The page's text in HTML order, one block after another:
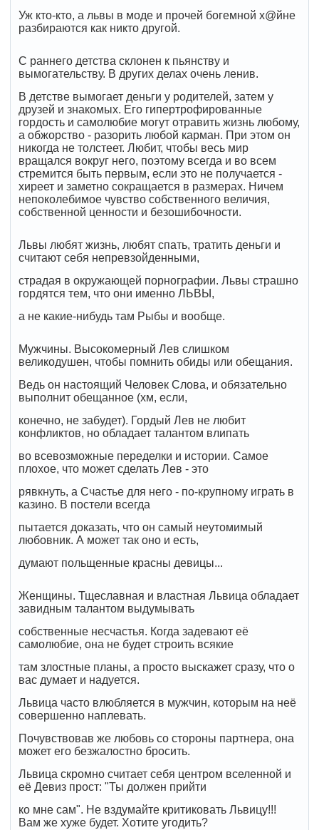
Уж кто-кто, а львы в моде и прочей богемной х@йне
разбираются как никто другой.
С раннего детства склонен к пьянству и
вымогательству. В других делах очень ленив.
В детстве вымогает деньги у родителей, затем у
друзей и знакомых. Его гипертрофированные
гордость и самолюбие могут отравить жизнь любому,
а обжорство - разорить любой карман. При этом он
никогда не толстеет. Любит, чтобы весь мир
вращался вокруг него, поэтому всегда и во всем
стремится быть первым, если это не получается -
хиреет и заметно сокращается в размерах. Ничем
непоколебимое чувство собственного величия,
собственной ценности и безошибочности.
Львы любят жизнь, любят спать, тратить деньги и
считают себя непревзойденными,
страдая в окружающей порнографии. Львы страшно
гордятся тем, что они именно ЛЬВЫ,
а не какие-нибудь там Рыбы и вообще.
Мужчины. Высокомерный Лев слишком
великодушен, чтобы помнить обиды или обещания.
Ведь он настоящий Человек Слова, и обязательно
выполнит обещанное (хм, если,
конечно, не забудет). Гордый Лев не любит
конфликтов, но обладает талантом влипать
во всевозможные переделки и истории. Самое
плохое, что может сделать Лев - это
рявкнуть, а Счастье для него - по-крупному играть в
казино. В постели всегда
пытается доказать, что он самый неутомимый
любовник. А может так оно и есть,
думают польщенные красны девицы...
Женщины. Тщеславная и властная Львица обладает
завидным талантом выдумывать
собственные несчастья. Когда задевают её
самолюбие, она не будет строить всякие
там злостные планы, а просто выскажет сразу, что о
вас думает и надуется.
Львица часто влюбляется в мужчин, которым на неё
совершенно наплевать.
Почувствовав же любовь со стороны партнера, она
может его безжалостно бросить.
Львица скромно считает себя центром вселенной и
её Девиз прост: "Ты должен прийти
ко мне сам". Не вздумайте критиковать Львицу!!!
Вам же хуже будет. Хотите угодить?